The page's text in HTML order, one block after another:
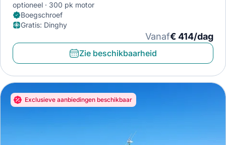
optioneel
300 pk motor
Boegschroef
Gratis: Dinghy
Vanaf€ 414/dag
Zie beschikbaarheid
Exclusieve aanbiedingen beschikbaar